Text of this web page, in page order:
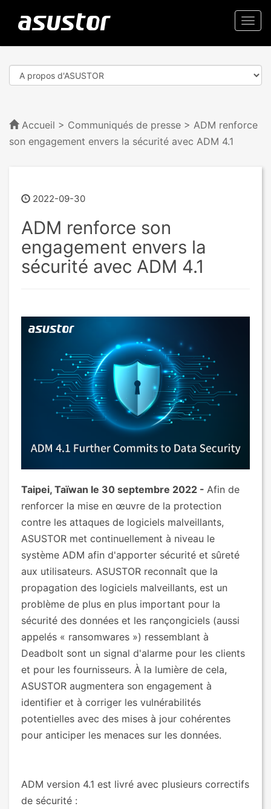
Accueil > Communiqués de presse > ADM renforce
son engagement envers la sécurité avec ADM 4.1
2022-09-30
ADM renforce son
engagement envers la
sécurité avec ADM 4.1
Taipei, Taïwan le 30 septembre 2022 - Afin de
renforcer la mise en œuvre de la protection
contre les attaques de logiciels malveillants,
ASUSTOR met continuellement à niveau le
système ADM afin d'apporter sécurité et sûreté
aux utilisateurs. ASUSTOR reconnaît que la
propagation des logiciels malveillants, est un
problème de plus en plus important pour la
sécurité des données et les rançongiciels (aussi
appelés « ransomwares ») ressemblant à
Deadbolt sont un signal d'alarme pour les clients
et pour les fournisseurs. À la lumière de cela,
ASUSTOR augmentera son engagement à
identifier et à corriger les vulnérabilités
potentielles avec des mises à jour cohérentes
pour anticiper les menaces sur les données.
ADM version 4.1 est livré avec plusieurs correctifs
de sécurité :